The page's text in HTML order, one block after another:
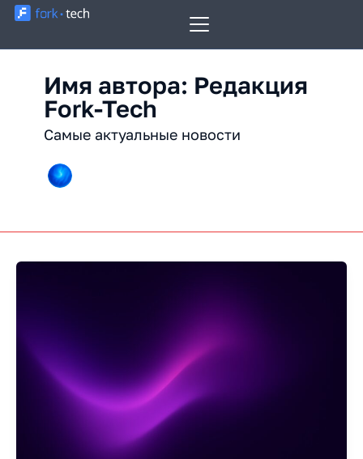
Перейти
Имя автора: Редакция
Fork-Tech
Самые актуальные новости